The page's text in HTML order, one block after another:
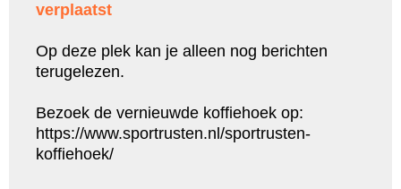
verplaatst
Op deze plek kan je alleen nog berichten
terugelezen.
Bezoek de vernieuwde koffiehoek op:
https://www.sportrusten.nl/sportrusten-
koffiehoek/